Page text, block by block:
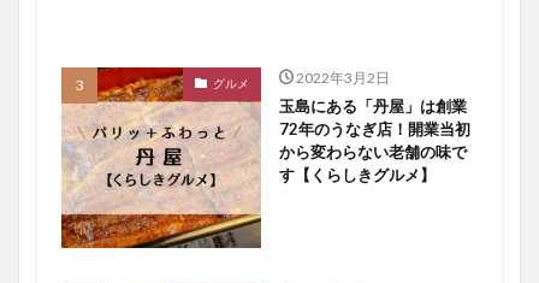
グルメ 2022年3月2日
玉島にある「丹屋」は創業
72年のうなぎ店！開業当初
から変わらない老舗の味で
す【くらしきグルメ】